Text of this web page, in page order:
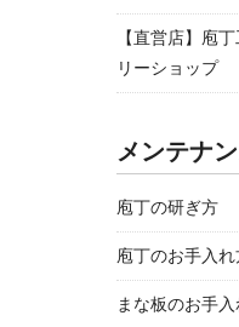
【直営店】庖
リーショップ
メンテナ
庖丁の研ぎ方
庖丁のお手入
まな板のお手